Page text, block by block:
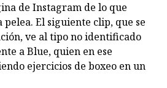
de Instagram de lo que
pelea. El siguiente clip, que se
ve al tipo no identificado
a Blue, quien en ese
ejercicios de boxeo en un